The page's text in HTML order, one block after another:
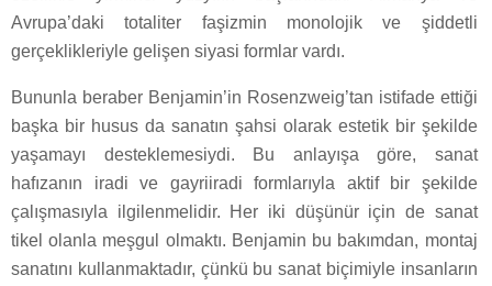
Avrupa’daki totaliter faşizmin monolojik ve şiddetli
gerçeklikleriyle gelişen siyasi formlar vardı.
Bununla beraber Benjamin’in Rosenzweig’tan istifade ettiği
başka bir husus da sanatın şahsi olarak estetik bir şekilde
yaşamayı desteklemesiydi. Bu anlayışa göre, sanat
hafızanın iradi ve gayriiradi formlarıyla aktif bir şekilde
çalışmasıyla ilgilenmelidir. Her iki düşünür için de sanat
tikel olanla meşgul olmaktı. Benjamin bu bakımdan, montaj
sanatını kullanmaktadır, çünkü bu sanat biçimiyle insanların